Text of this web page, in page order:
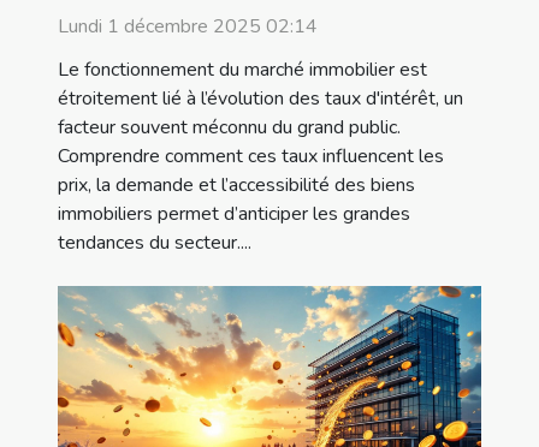
?
Lundi 1 décembre 2025 02:14
Le fonctionnement du marché immobilier est
étroitement lié à l’évolution des taux d'intérêt, un
facteur souvent méconnu du grand public.
Comprendre comment ces taux influencent les
prix, la demande et l’accessibilité des biens
immobiliers permet d’anticiper les grandes
tendances du secteur....